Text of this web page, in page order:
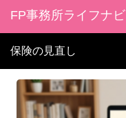
FP事務所ライフナビ
保険の見直し